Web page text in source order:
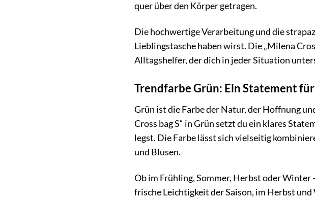
quer über den Körper getragen.
Die hochwertige Verarbeitung und die
Lieblingstasche haben wirst. Die „Milena
Alltagshelfer, der dich in jeder Situation
Trendfarbe Grün: Ein Statement
Grün ist die Farbe der Natur, der Hoffnung
Cross bag S“ in Grün setzt du ein klares
legst. Die Farbe lässt sich vielseitig
und Blusen.
Ob im Frühling, Sommer, Herbst oder
frische Leichtigkeit der Saison, im Herbst